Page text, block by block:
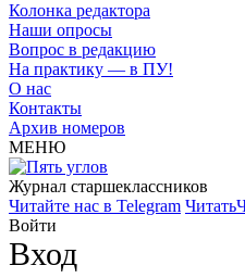
Колонка редактора
Наши опросы
Вопрос в редакцию
На практику — в ПУ!
О нас
Контакты
Архив номеров
МЕНЮ
Журнал старшекласcников
Читайте нас в Telegram Читать
Войти
Вход